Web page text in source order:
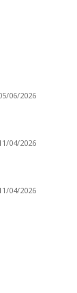
06/2026
04/2026
04/2026